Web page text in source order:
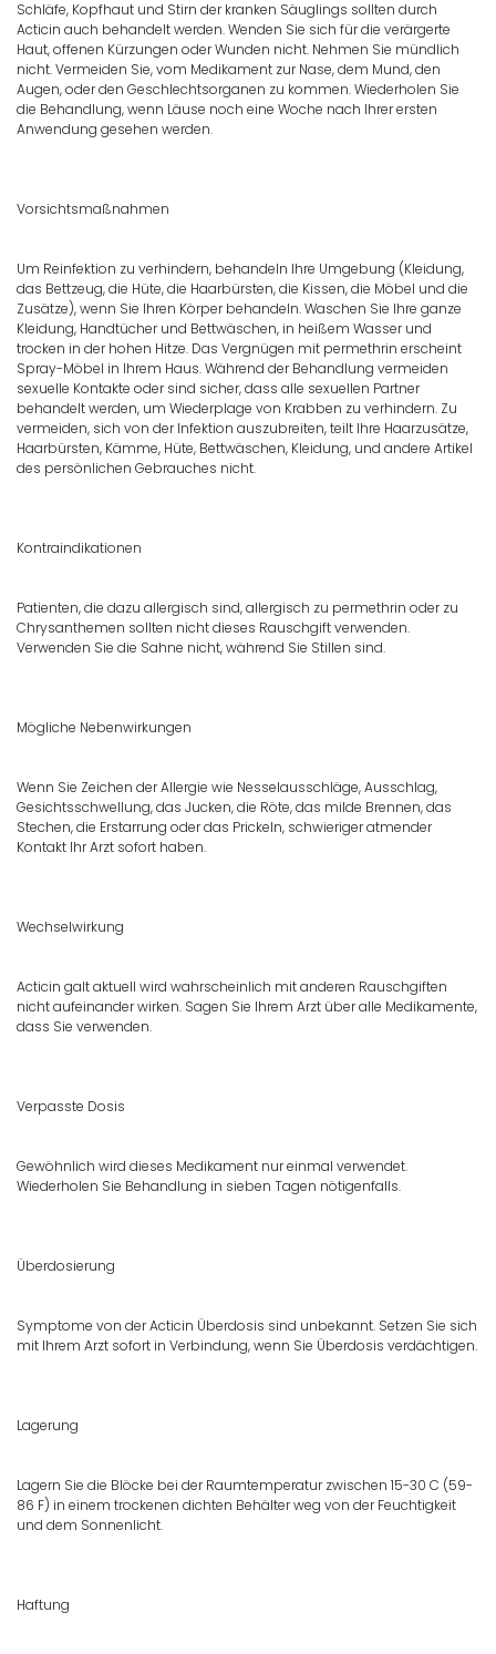
Schläfe, Kopfhaut und Stirn der kranken Säuglings sollten durch
Acticin auch behandelt werden. Wenden Sie sich für die verärgerte
Haut, offenen Kürzungen oder Wunden nicht. Nehmen Sie mündlich
nicht. Vermeiden Sie, vom Medikament zur Nase, dem Mund, den
Augen, oder den Geschlechtsorganen zu kommen. Wiederholen Sie
die Behandlung, wenn Läuse noch eine Woche nach Ihrer ersten
Anwendung gesehen werden.
Vorsichtsmaßnahmen
Um Reinfektion zu verhindern, behandeln Ihre Umgebung (Kleidung,
das Bettzeug, die Hüte, die Haarbürsten, die Kissen, die Möbel und die
Zusätze), wenn Sie Ihren Körper behandeln. Waschen Sie Ihre ganze
Kleidung, Handtücher und Bettwäschen, in heißem Wasser und
trocken in der hohen Hitze. Das Vergnügen mit permethrin erscheint
Spray-Möbel in Ihrem Haus. Während der Behandlung vermeiden
sexuelle Kontakte oder sind sicher, dass alle sexuellen Partner
behandelt werden, um Wiederplage von Krabben zu verhindern. Zu
vermeiden, sich von der Infektion auszubreiten, teilt Ihre Haarzusätze,
Haarbürsten, Kämme, Hüte, Bettwäschen, Kleidung, und andere Artikel
des persönlichen Gebrauches nicht.
Kontraindikationen
Patienten, die dazu allergisch sind, allergisch zu permethrin oder zu
Chrysanthemen sollten nicht dieses Rauschgift verwenden.
Verwenden Sie die Sahne nicht, während Sie Stillen sind.
Mögliche Nebenwirkungen
Wenn Sie Zeichen der Allergie wie Nesselausschläge, Ausschlag,
Gesichtsschwellung, das Jucken, die Röte, das milde Brennen, das
Stechen, die Erstarrung oder das Prickeln, schwieriger atmender
Kontakt Ihr Arzt sofort haben.
Wechselwirkung
Acticin galt aktuell wird wahrscheinlich mit anderen Rauschgiften
nicht aufeinander wirken. Sagen Sie Ihrem Arzt über alle Medikamente,
dass Sie verwenden.
Verpasste Dosis
Gewöhnlich wird dieses Medikament nur einmal verwendet.
Wiederholen Sie Behandlung in sieben Tagen nötigenfalls.
Überdosierung
Symptome von der Acticin Überdosis sind unbekannt. Setzen Sie sich
mit Ihrem Arzt sofort in Verbindung, wenn Sie Überdosis verdächtigen.
Lagerung
Lagern Sie die Blöcke bei der Raumtemperatur zwischen 15-30 C (59-
86 F) in einem trockenen dichten Behälter weg von der Feuchtigkeit
und dem Sonnenlicht.
Haftung